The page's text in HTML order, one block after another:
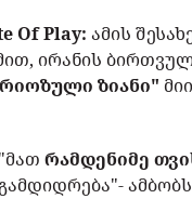
Of Play: ამის
ირანის
ზიანი"
"მათრამდენიმე